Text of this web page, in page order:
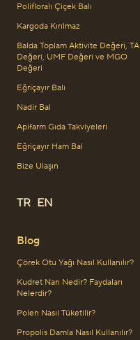
Polifloralı Çiçek Balı
Kargoda Kırılmaz
Balda Toplam Aktivite Değeri, TA
Değeri, UMF Değeri ve MGO
Değeri
Eğriçayır Balı
Nadir Bal
Apifarm Gıda Takviyeleri
Eğriçayır Ham Bal
Bize Ulaşın
TR EN
Blog
Çörek Otu Yağı Nasıl Kullanılır?
Kudret Narı Nedir? Faydaları
Nelerdir?
Polen Nasıl Tüketilir?
Propolis Damla Nasıl Kullanılır?